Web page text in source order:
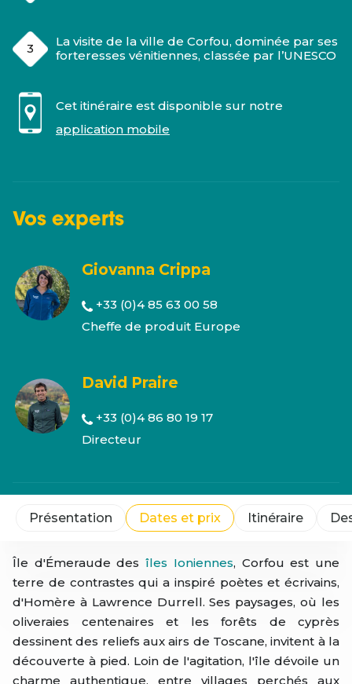
La visite de la ville de Corfou, dominée par ses
forteresses vénitiennes, classée par l’UNESCO
Cet itinéraire est disponible sur notre
application mobile
Vos experts
Giovanna Crippa
+33 (0)4 85 63 00 58
Cheffe de produit Europe
David Praire
+33 (0)4 86 80 19 17
Directeur
Présentation Dates et prix Itinéraire
Île d'Émeraude desîles Ioniennes, Corfou est une
terre de contrastes qui a inspiré poètes et écrivains,
d'Homère à Lawrence Durrell. Ses paysages, où les
oliveraies centenaires et les forêts de cyprès
dessinent des reliefs aux airs de Toscane, invitent à la
découverte à pied. Loin de l'agitation, l'île dévoile un
charme authentique, entre villages perchés aux